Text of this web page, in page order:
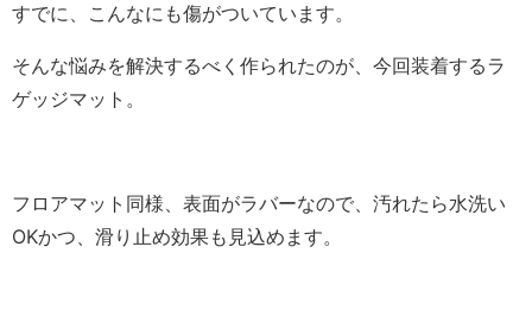
すでに、こんなにも傷がついています。
そんな悩みを解決するべく作られたのが、今回装着するラ
ゲッジマット。
フロアマット同様、表面がラバーなので、汚れたら水洗い
OKかつ、滑り止め効果も見込めます。